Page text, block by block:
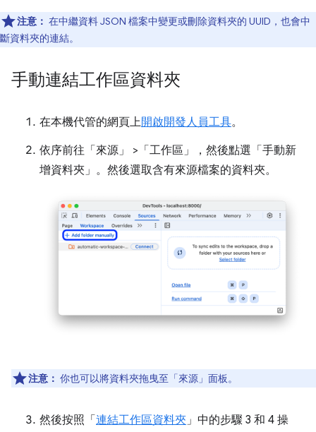
注意： 在中繼資料 JSON 檔案中變更或刪除資料夾的 UUID，也會中
斷資料夾的連結。
手動連結工作區資料夾
在本機代管的網頁上開啟開發人員工具。
依序前往「來源」
>「工作區」
，然後點選「手動新
增資料夾」 。然後選取含有來源檔案的資料夾。
注意： 你也可以將資料夾拖曳至「來源」 面板。
然後按照「 連結工作區資料夾」中的步驟 3 和 4 操